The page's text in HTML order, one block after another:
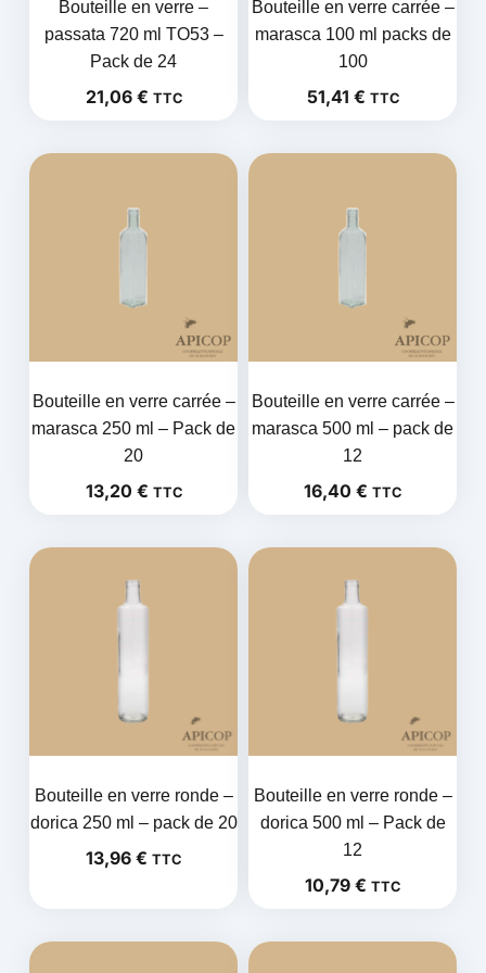
Bouteille en verre –
passata 720 ml TO53 –
Pack de 24
21,06 € TTC
Bouteille en verre carrée –
marasca 100 ml packs de
100
51,41 € TTC
Bouteille en verre carrée –
marasca 250 ml – Pack de
20
13,20 € TTC
Bouteille en verre carrée –
marasca 500 ml – pack de
12
16,40 € TTC
Bouteille en verre ronde –
dorica 250 ml – pack de 20
13,96 € TTC
Bouteille en verre ronde –
dorica 500 ml – Pack de
12
10,79 € TTC